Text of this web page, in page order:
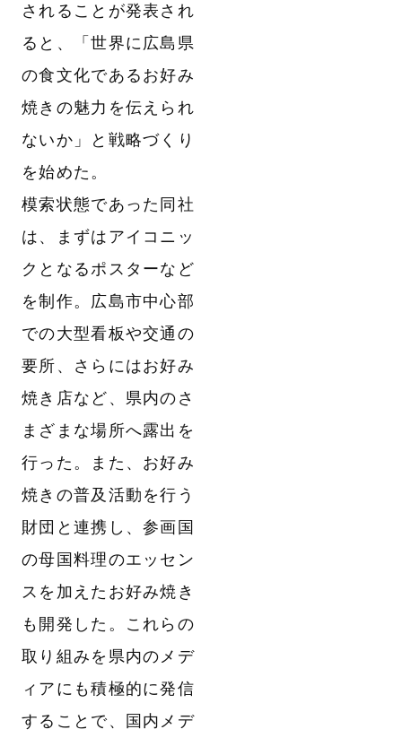
されることが発表され
ると、「世界に広島県
の食文化であるお好み
焼きの魅力を伝えられ
ないか」と戦略づくり
を始めた。
模索状態であった同社
は、まずはアイコニッ
クとなるポスターなど
を制作。広島市中心部
での大型看板や交通の
要所、さらにはお好み
焼き店など、県内のさ
まざまな場所へ露出を
行った。また、お好み
焼きの普及活動を行う
財団と連携し、参画国
の母国料理のエッセン
スを加えたお好み焼き
も開発した。これらの
取り組みを県内のメデ
ィアにも積極的に発信
することで、国内メデ